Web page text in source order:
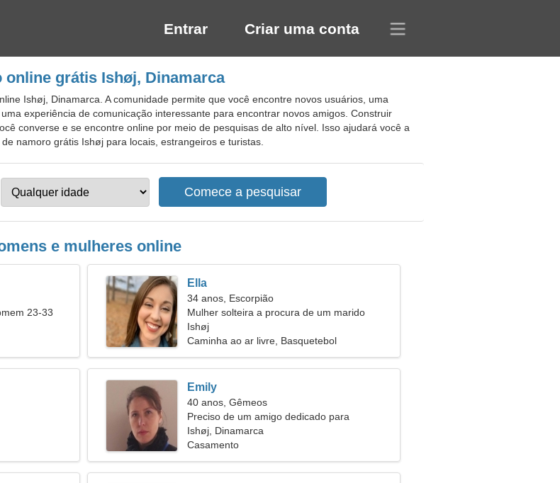
Entrar Criar uma conta
online grátis Ishøj, Dinamarca
Ishøj, Dinamarca. A comunidade permite que você encontre novos usuários, uma
experiência de comunicação interessante para encontrar novos amigos. Construir
converse e se encontre online por meio de pesquisas de alto nível. Isso ajudará você a
namoro grátis Ishøj para locais, estrangeiros e turistas.
e mulheres online
23-33
Ella
34 anos, Escorpião
Mulher solteira a procura de um marido
Ishøj
Caminha ao ar livre, Basquetebol
Emily
40 anos, Gêmeos
Preciso de um amigo dedicado para
viajarmos juntos
Ishøj, Dinamarca
Casamento